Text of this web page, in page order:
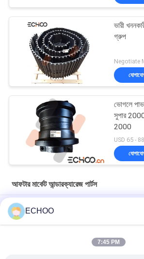
ভারী
গ্রুপ
Negotiate
ভোগলে
সুপার
2000
USD 65 -
আফটার মার্কেট আন্ডারক্যারেজ পার্টস
কালো রঙ ভারি খননকারী undercarriage যন্ত্রাংশ
UX031H0E মিনি খননকারী আন্ডারওয়্যার অংশ / ব্ল্যাক
UX054V2E BF800 অ্যাসফাল্ট পেভারের জন্য আইডলার
ECHOO
7:45 PM